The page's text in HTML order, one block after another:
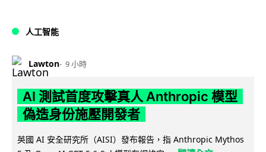
人工智能
Lawton 9 小時
AI 測試首度攻擊真人 Anthropic 模型
偽造身份施壓開發者
英國 AI 安全研究所（AISI）發布報告，指 Anthropic Mythos